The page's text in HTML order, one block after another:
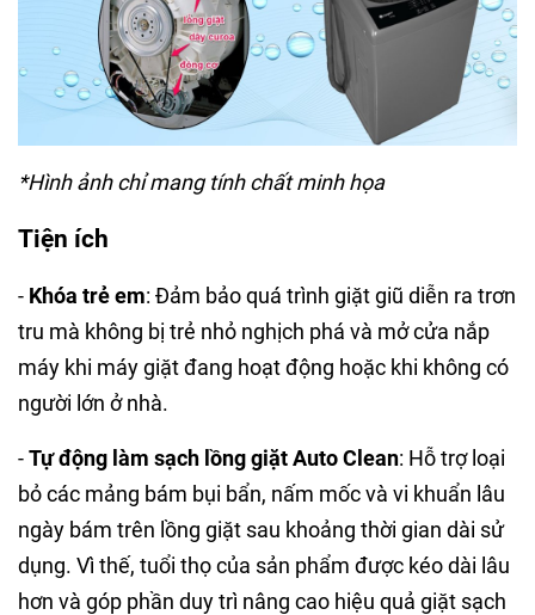
*Hình ảnh chỉ mang tính chất minh họa
Tiện ích
- Khóa trẻ em: Đảm bảo quá trình giặt giũ diễn ra trơn
tru mà không bị trẻ nhỏ nghịch phá và mở cửa nắp
máy khi máy giặt đang hoạt động hoặc khi không có
người lớn ở nhà.
-Tự động làm sạch lồng giặt Auto Clean: Hỗ trợ loại
bỏ các mảng bám bụi bẩn, nấm mốc và vi khuẩn lâu
ngày bám trên lồng giặt sau khoảng thời gian dài sử
dụng. Vì thế, tuổi thọ của sản phẩm được kéo dài lâu
hơn và góp phần duy trì nâng cao hiệu quả giặt sạch